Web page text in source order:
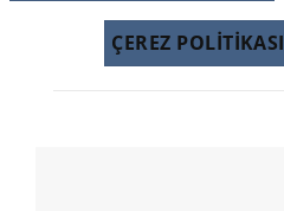
ÇEREZ POLITIKASI